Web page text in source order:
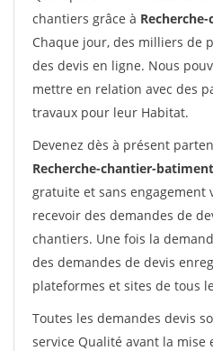
chantiers grâce à
Chaque jour, des milliers de
des devis en ligne. Nous
mettre en relation avec des
travaux pour leur Habitat.
Devenez dès à présent
Recherche-chantier-
gratuite et sans
recevoir des demandes de
chantiers. Une fois la
des demandes de devis
plateformes et sites de tous
Toutes les demandes devis
service Qualité avant la mise